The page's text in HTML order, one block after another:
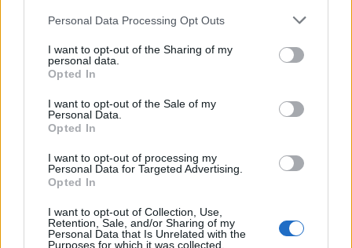
Personal Data Processing Opt Outs
I want to opt-out of the Sharing of my
personal data.
Opted In
I want to opt-out of the Sale of my
Personal Data.
Opted In
I want to opt-out of processing my
Personal Data for Targeted Advertising.
Opted In
I want to opt-out of Collection, Use,
Retention, Sale, and/or Sharing of my
Personal Data that Is Unrelated with the
Purposes for which it was collected.
RL-Freundin, die mich zu Farmerama gebracht hat spielt schon
Gewohnheit die Farm zu bespielen, der Spaß ging verloren.
An dieser Stelle möchte ich mich bei allen lieben Menschen die
ich hier kennen lernen durfte bedanken. Ich möchte keine
Dank aber an das Mod-Team und die Crew aus der Bracke
und auch mit den Marktgeiern verbinde ich sehr positive
Erinnerungen.
Löschen lasse ich "meine" Farm vorerst nicht, meine bessere
Hälfte spielt ja noch aktiv und vielleicht schaue ich ja
gelegentlich
Ciao, macht es gut und bleibt gesund !!!
***freundlich über den Farmzaun winke***
Mein lieber Nachbar@iwalam70